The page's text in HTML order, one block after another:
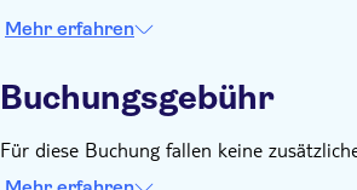
Mehr erfahren
Buchungsgebühr
Für diese Buchung fallen keine